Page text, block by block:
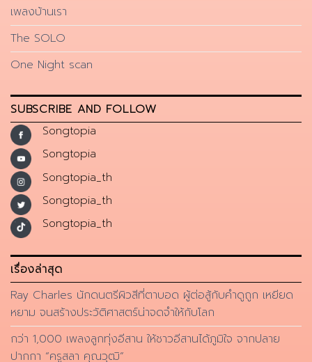
เพลงบ้านเรา
The SOLO
One Night scan
SUBSCRIBE AND FOLLOW
Songtopia
Songtopia
Songtopia_th
Songtopia_th
Songtopia_th
เรื่องล่าสุด
Ray Charles นักดนตรีผิวสีที่ตาบอด ผู้ต่อสู้กับคำดูถูก เหยียด
หยาม จนสร้างประวัติศาสตร์น่าจดจำให้กับโลก
กว่า 1,000 เพลงลูกทุ่งอีสาน ให้ชาวอีสานได้ภูมิใจ จากปลาย
ปากกา “ครูสลา คุณวุฒิ”